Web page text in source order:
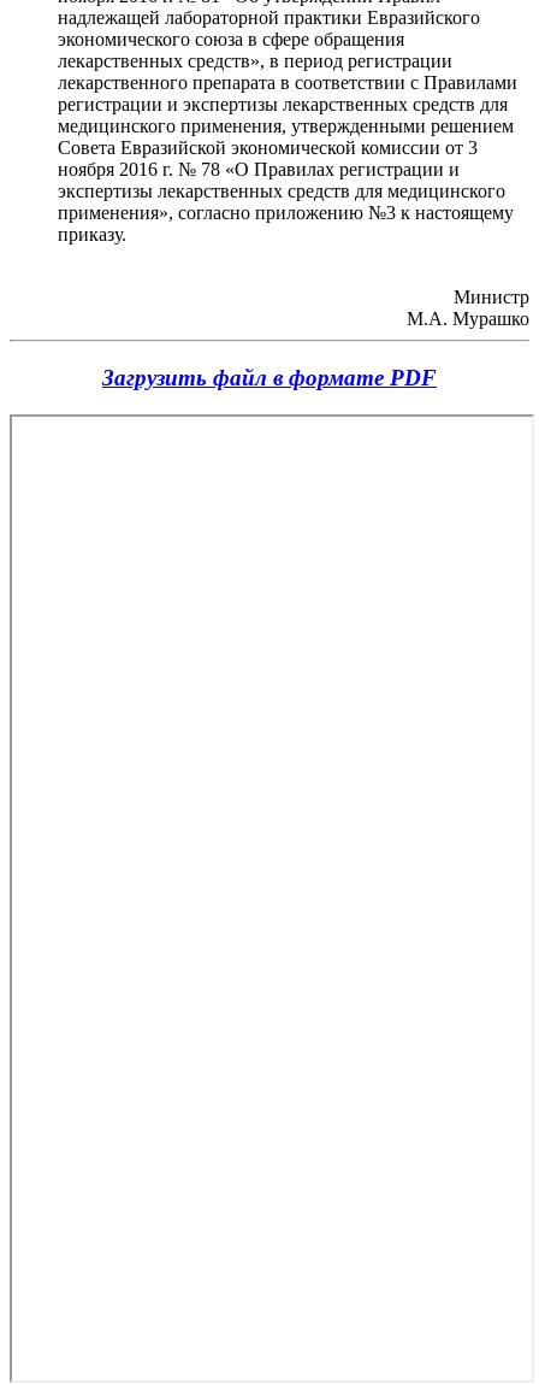
надлежащей лабораторной практики Евразийского
экономического союза в сфере обращения
лекарственных средств», в период регистрации
лекарственного препарата в соответствии с Правилами
регистрации и экспертизы лекарственных средств для
медицинского применения, утвержденными решением
Совета Евразийской экономической комиссии от 3
ноября 2016 г. № 78 «О Правилах регистрации и
экспертизы лекарственных средств для медицинского
применения», согласно приложению №3 к настоящему
приказу.
Министр
М.А. Мурашко
Загрузить файл в формате PDF